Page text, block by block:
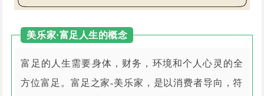
美乐家·富足人生的概念
富足的人生需要身体，财务，环境和个人心灵的全
方位富足。富足之家-美乐家，是以消费者导向，符